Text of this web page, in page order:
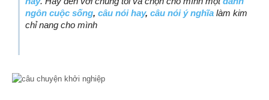
ngôn cuộc sống, câu nói hay, câu nói ý nghĩa làm kim
chỉ nang cho mình